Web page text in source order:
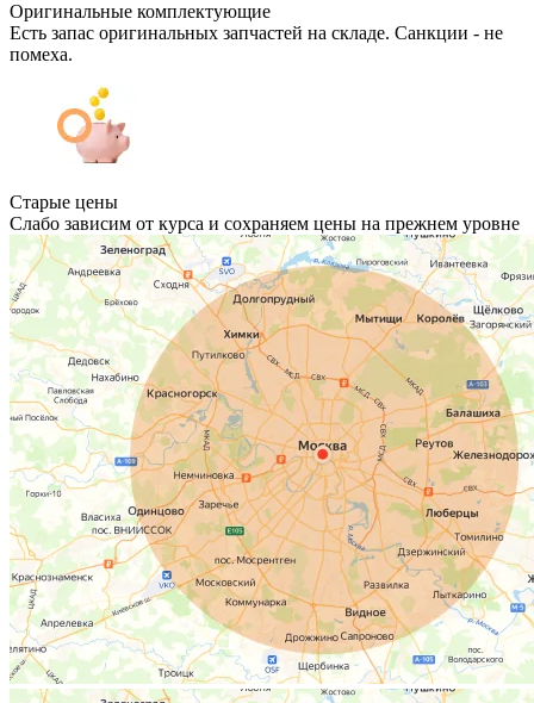
Оригинальные комплектующие
Есть запас оригинальных запчастей на складе. Санкции - не
помеха.
Старые цены
Слабо зависим от курса и сохраняем цены на прежнем уровне